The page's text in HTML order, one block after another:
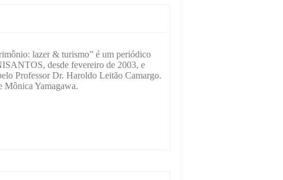
lazer & turismo” é um periódico
desde fevereiro de 2003, e
Professor Dr. Haroldo Leitão Camargo.
Mônica Yamagawa.